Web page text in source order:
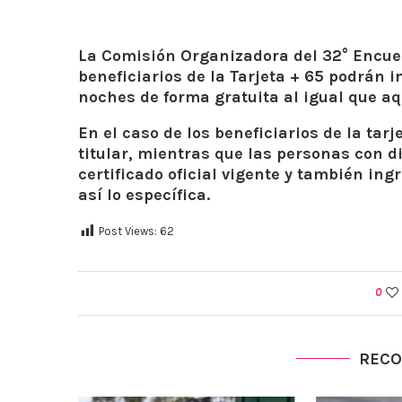
La Comisión Organizadora del 32°
beneficiarios de la Tarjeta + 65 podrán
noches de forma gratuita al igual que
En el caso de los beneficiarios de la
titular, mientras que las personas con
certificado oficial vigente y también
así lo específica.
Post Views: 62
0